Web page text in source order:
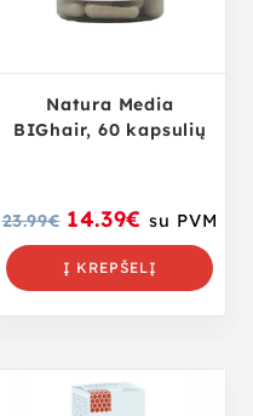
Natura Media
BIGhair, 60 kapsulių
23.99€ 14.39€ su PVM
Į KREPŠELĮ